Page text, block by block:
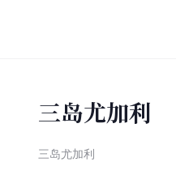
三岛尤加利
三岛尤加利